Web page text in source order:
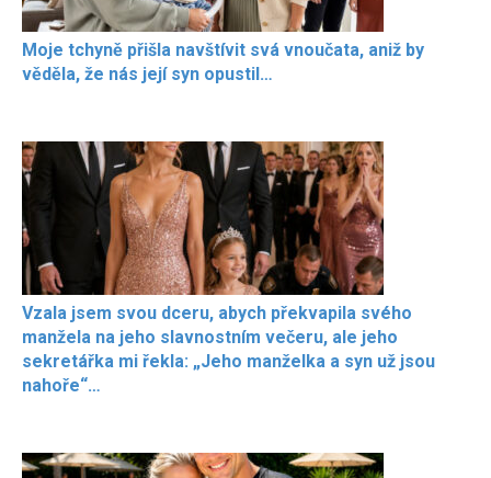
Moje tchyně přišla navštívit svá vnoučata, aniž by
věděla, že nás její syn opustil…
Vzala jsem svou dceru, abych překvapila svého
manžela na jeho slavnostním večeru, ale jeho
sekretářka mi řekla: „Jeho manželka a syn už jsou
nahoře“…